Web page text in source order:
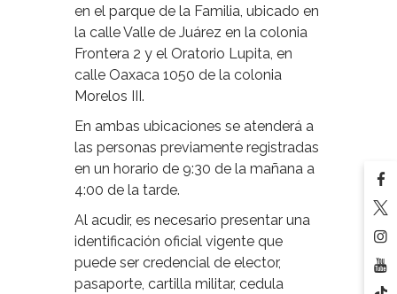
en el parque de la Familia, ubicado en
la calle Valle de Juárez en la colonia
Frontera 2 y el Oratorio Lupita, en
calle Oaxaca 1050 de la colonia
Morelos III.
En ambas ubicaciones se atenderá a
las personas previamente registradas
en un horario de 9:30 de la mañana a
4:00 de la tarde.
Al acudir, es necesario presentar una
identificación oficial vigente que
puede ser credencial de elector,
pasaporte, cartilla militar, cedula